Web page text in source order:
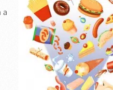
a